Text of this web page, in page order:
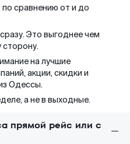
сравнению от и до
Это выгоднее чем
на лучшие
акции, скидки и
Одессы.
а не в выходные.
прямой рейс или с